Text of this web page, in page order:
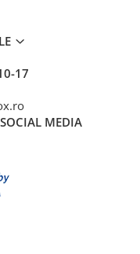
17
MEDIA